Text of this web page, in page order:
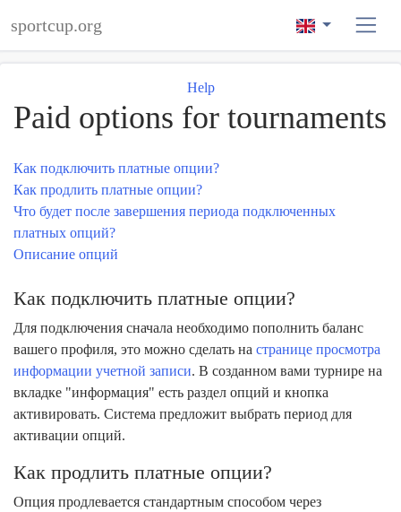
sportcup.org
Help
Paid options for tournaments
Как подключить платные опции?
Как продлить платные опции?
Что будет после завершения периода подключенных
платных опций?
Описание опций
Как подключить платные опции?
Для подключения сначала необходимо пополнить баланс
вашего профиля, это можно сделать на странице просмотра
информации учетной записи. В созданном вами турнире на
вкладке "информация" есть раздел опций и кнопка
активировать. Система предложит выбрать период для
активации опций.
Как продлить платные опции?
Опция продлевается стандартным способом через